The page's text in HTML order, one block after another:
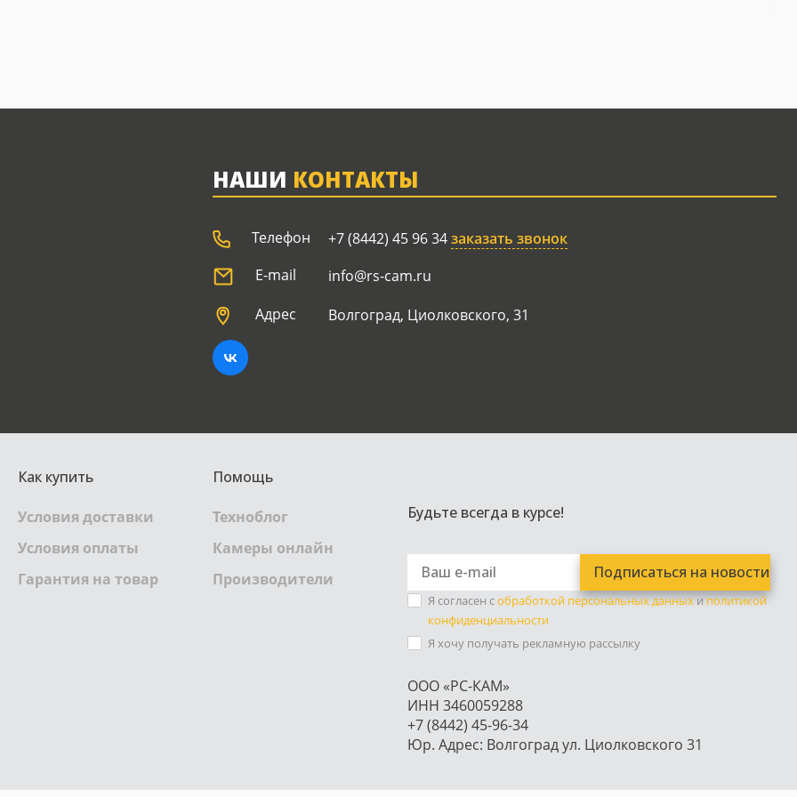
НАШИ КОНТАКТЫ
Телефон +7 (8442) 45 96 34заказать звонок
E-mail
info@rs-cam.ru
Адрес
Волгоград, Циолковского, 31
Как купить
Условия доставки
Условия оплаты
Гарантия на товар
Помощь
Техноблог
Камеры онлайн
Производители
Будьте всегда в курсе!
Я согласен собработкой персональных данныхиполитикой
конфиденциальности
Я хочу получать рекламную рассылку
ООО «РС-КАМ»
ИНН 3460059288
+7 (8442) 45-96-34
Юр. Адрес: Волгоград ул. Циолковского 31